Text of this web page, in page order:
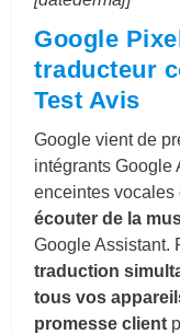
Google
traducteur
Test Avis
Google vient de
intégrants Google
enceintes
écouter de la
Google Assistant.
traduction
tous vos
promesse client